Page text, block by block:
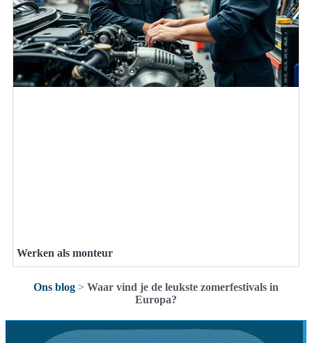
Werken als monteur
Ons blog > Waar vind je de leukste zomerfestivals in
Europa?